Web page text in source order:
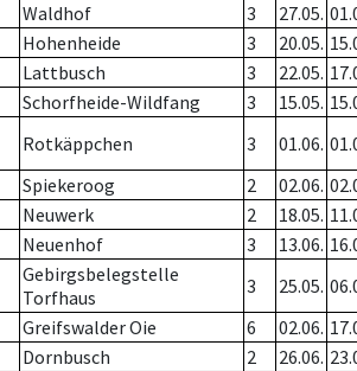
Waldhof 3 27.05.
Hohenheide 3 20.05.
Lattbusch 3 22.05.
Schorfheide-Wildfang 3 15.05.
Rotkäppchen 3 01.06.
Spiekeroog 2 02.06.
Neuwerk 2 18.05.
Neuenhof 3 13.06.
Gebirgsbelegstelle
Torfhaus
3 25.05.
Greifswalder Oie 6 02.06.
Dornbusch 2 26.06.